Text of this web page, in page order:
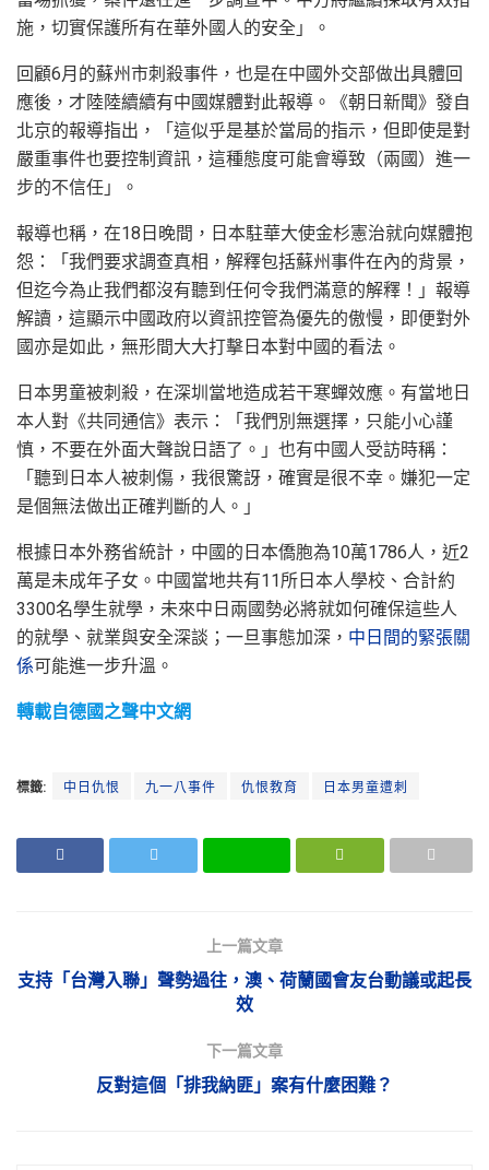
施，切實保護所有在華外國人的安全」。
回顧6月的蘇州市刺殺事件，也是在中國外交部做出具體回
應後，才陸陸續續有中國媒體對此報導。《朝日新聞》發自
北京的報導指出，「這似乎是基於當局的指示，但即使是對
嚴重事件也要控制資訊，這種態度可能會導致（兩國）進一
步的不信任」。
報導也稱，在18日晚間，日本駐華大使金杉憲治就向媒體抱
怨：「我們要求調查真相，解釋包括蘇州事件在內的背景，
但迄今為止我們都沒有聽到任何令我們滿意的解釋！」報導
解讀，這顯示中國政府以資訊控管為優先的傲慢，即便對外
國亦是如此，無形間大大打擊日本對中國的看法。
日本男童被刺殺，在深圳當地造成若干寒蟬效應。有當地日
本人對《共同通信》表示：「我們別無選擇，只能小心謹
慎，不要在外面大聲說日語了。」也有中國人受訪時稱：
「聽到日本人被刺傷，我很驚訝，確實是很不幸。嫌犯一定
是個無法做出正確判斷的人。」
根據日本外務省統計，中國的日本僑胞為10萬1786人，近2
萬是未成年子女。中國當地共有11所日本人學校、合計約
3300名學生就學，未來中日兩國勢必將就如何確保這些人
的就學、就業與安全深談；一旦事態加深， 中日間的緊張關
係可能進一步升溫。
轉載自德國之聲中文網
標籤: 中日仇恨 九一八事件 仇恨教育 日本男童遭刺
上一篇文章
支持「台灣入聯」聲勢過往，澳、荷蘭國會友台動議或起長
效
下一篇文章
反對這個「排我納匪」案有什麼困難？